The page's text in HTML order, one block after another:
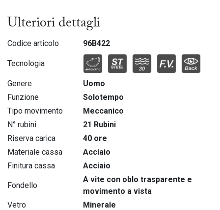
Ulteriori dettagli
Codice articolo 96B422
Tecnologia
Genere
Uomo
Funzione
Solotempo
Tipo movimento
Meccanico
N° rubini
21 Rubini
Riserva carica
40 ore
Materiale cassa
Acciaio
Finitura cassa
Acciaio
Fondello
A vite con oblo trasparente e
movimento a vista
Vetro
Minerale